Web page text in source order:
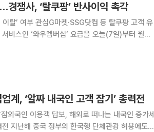
쟁사, ‘탈쿠팡’ 반사이익 촉각
’ 여부 관심G마켓·SSG닷컴 등 탈쿠팡 고객 유
다.
계, ‘알짜 내국인 고객 잡기’ 총력전
외국인 이용객 답보, 해외로 떠나는 내국인 증가세
도